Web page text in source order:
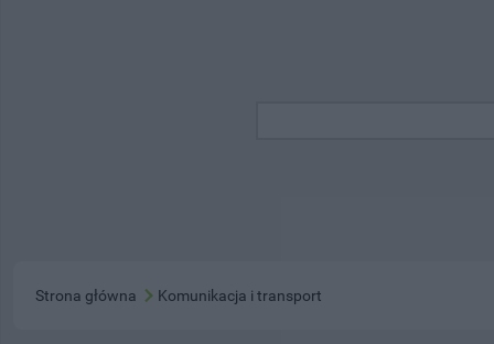
Strona główna Komunikacja i transport